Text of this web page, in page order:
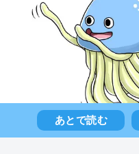
あとで読む